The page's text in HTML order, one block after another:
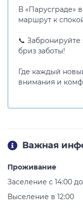
В «Парусграде»
маршрут к
📞 Забронируйте
бриз заботы!
Где каждый
внимания и
Важная
Проживание
Заселение с 14:00
Выселение в 12:00